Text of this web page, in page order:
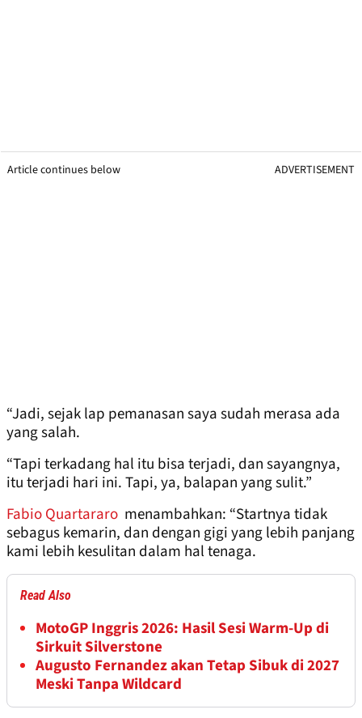
Article continues below ADVERTISEMENT
“Jadi, sejak lap pemanasan saya sudah merasa ada
yang salah.
“Tapi terkadang hal itu bisa terjadi, dan sayangnya,
itu terjadi hari ini. Tapi, ya, balapan yang sulit.”
Fabio Quartararo menambahkan: “Startnya tidak
sebagus kemarin, dan dengan gigi yang lebih panjang
kami lebih kesulitan dalam hal tenaga.
Read Also
MotoGP Inggris 2026: Hasil Sesi Warm-Up di
Sirkuit Silverstone
Augusto Fernandez akan Tetap Sibuk di 2027
Meski Tanpa Wildcard